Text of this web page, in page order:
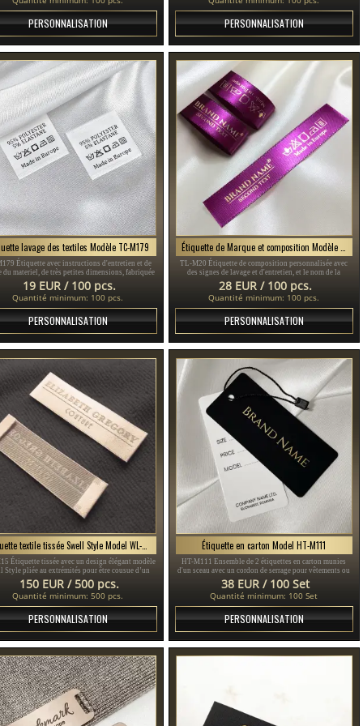
PERSONNALISATION PERSONNALISATION
lavage des textiles Modèle TC-M179
Étiquette avec instructions d'entretien et de
du materiel, de très petites dimensions, fabriquée
satin blanc, personnalisée avec symboles et nom
de la marque.
19 EUR / 100 pcs.
Quantité minimum: 100 pcs.
PERSONNALISATION
Étiquette de Marque et composition Modèle TL-M20
TL-M20 Étiquette de composition personnalisée avec
des signes de lavage et d'entretien, et le nom de la
Marque ou le logo, adaptée à tout produit textile, en
particulier les vêtements.
28 EUR / 100 pcs.
Quantité minimum: 100 pcs.
PERSONNALISATION
Étiquette textile tissée Swell Style Model WL-M15
Étiquette tissée avec un design élégant modèle
Style pliée au extrémités pour être cousue d’un
textile, personnalisée en différentes couleurs.
150 EUR / 500 pcs.
Quantité minimum: 500 pcs.
PERSONNALISATION
Étiquette en carton Model HT-M111
HT-M111 Ensemble de 2 étiquettes en carton munies
d'un sceau avec un cordon de serrage pour vêtements ou
accessoires vestimentaires, fabriquées en carton épais
plastifié et imprimé avec du texte or et noir.
38 EUR / 100 Set
Quantité minimum: 100 Set
PERSONNALISATION